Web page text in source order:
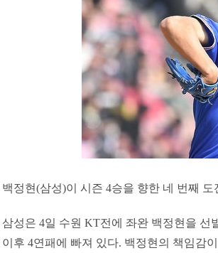
백정현(삼성)이 시즌 4승을 향한 네 번째 도
삼성은 4일 수원 KT전에 좌완 백정현을 선
이후 4연패에 빠져 있다. 백정현의 책임감